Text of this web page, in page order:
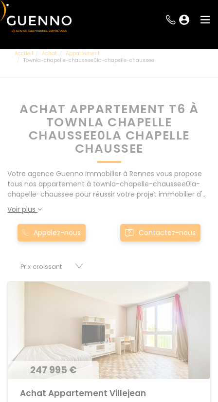
Accueil Achat
Appartement
Townla-chapelle-chaussee0la-chapelle-chaussee
ACHAT APPARTEMENT T6 À
TOWNLA CHAPELLE
CHAUSSEE0LA CHAPELLE
CHAUSSEE
Votre agence Guenno Immobilier à Rennes vous propose
tous nos appartement à townla-chapelle-chaussee0la-
chapelle-chaussee pour réussir votre projet immobilier d'
achat. Consultez l'ensemble de nos offres à Rennes mais
également aux alentours : Le Rheu, Pacé, Montgermont...
Nos appartement T6 à townla-chapelle-chaussee0la-
chapelle-chaussee sont proposés au meilleur prix du
parkings, cessions de baux, fonds de commerces,
Voir plus
Appelez-nous Contactez-nous
247 995 €
Achat Appartement Villejean